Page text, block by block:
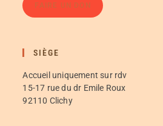
FAIRE UN DON
SIÈGE
Accueil uniquement sur rdv
15-17 rue du dr Emile Roux
92110 Clichy